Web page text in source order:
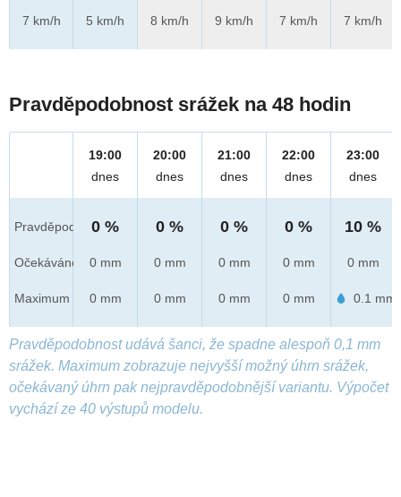
7 km/h
5 km/h
8 km/h
9 km/h
7 km/h
7 km/h
Pravděpodobnost srážek na 48 hodin
Pravděpod.
Očekáváno
Maximum
19:00
dnes
0 %
0 mm
0 mm
20:00
dnes
0 %
0 mm
0 mm
21:00
dnes
0 %
0 mm
0 mm
22:00
dnes
0 %
0 mm
0 mm
23:00
dnes
10 %
0 mm
0.1 mm
Pravděpodobnost udává šanci, že spadne alespoň 0,1 mm
srážek. Maximum zobrazuje nejvyšší možný úhrn srážek,
očekávaný úhrn pak nejpravděpodobnější variantu. Výpočet
vychází ze 40 výstupů modelu.